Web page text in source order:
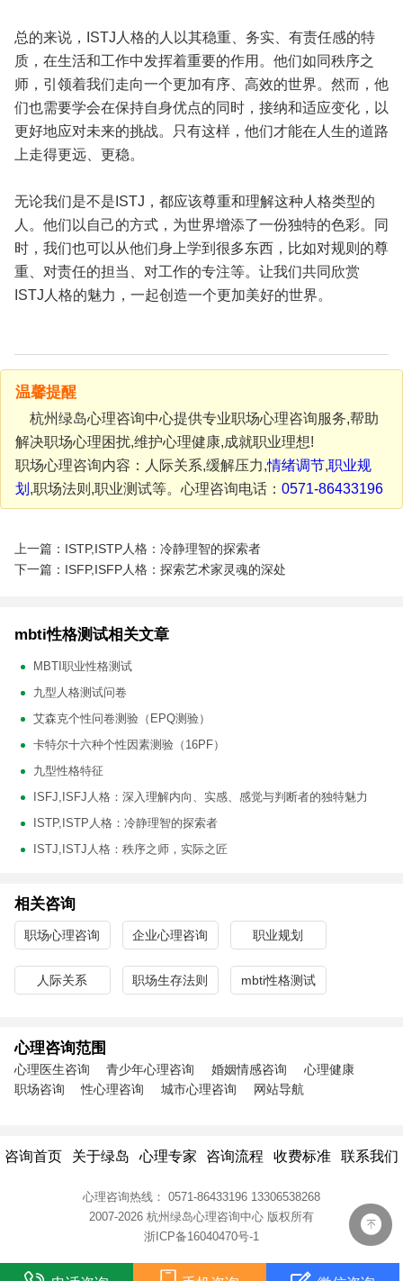
总的来说，ISTJ人格的人以其稳重、务实、有责任感的特
质，在生活和工作中发挥着重要的作用。他们如同秩序之
师，引领着我们走向一个更加有序、高效的世界。然而，他
们也需要学会在保持自身优点的同时，接纳和适应变化，以
更好地应对未来的挑战。只有这样，他们才能在人生的道路
上走得更远、更稳。
无论我们是不是ISTJ，都应该尊重和理解这种人格类型的
人。他们以自己的方式，为世界增添了一份独特的色彩。同
时，我们也可以从他们身上学到很多东西，比如对规则的尊
重、对责任的担当、对工作的专注等。让我们共同欣赏
ISTJ人格的魅力，一起创造一个更加美好的世界。
温馨提醒
杭州绿岛心理咨询中心提供专业职场心理咨询服务,帮助
解决职场心理困扰,维护心理健康,成就职业理想!
职场心理咨询内容：人际关系,缓解压力,情绪调节,职业规
划 ,职场法则,职业测试等。心理咨询电话： 0571-86433196
上一篇：ISTP,ISTP人格：冷静理智的探索者
下一篇：ISFP,ISFP人格：探索艺术家灵魂的深处
mbti性格测试相关文章
MBTI职业性格测试
九型人格测试问卷
艾森克个性问卷测验（EPQ测验）
卡特尔十六种个性因素测验（16PF）
九型性格特征
ISFJ,ISFJ人格：深入理解内向、实感、感觉与判断者的独特魅力
ISTP,ISTP人格：冷静理智的探索者
ISTJ,ISTJ人格：秩序之师，实际之匠
相关咨询
职场心理咨询 企业心理咨询 职业规划
人际关系 职场生存法则 mbti性格测试
心理咨询范围
心理医生咨询 青少年心理咨询 婚姻情感咨询
心理健康
职场咨询
性心理咨询 城市心理咨询 网站导航
咨询首页 关于绿岛 心理专家 咨询流程 收费标准 联系我们
心理咨询热线： 0571-86433196 13306538268
2007-2026 杭州绿岛心理咨询中心 版权所有
浙ICP备16040470号-1